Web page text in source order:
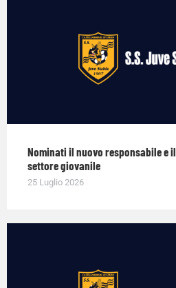
Nominati il nuovo responsabile e
settore giovanile
25 Luglio 2026